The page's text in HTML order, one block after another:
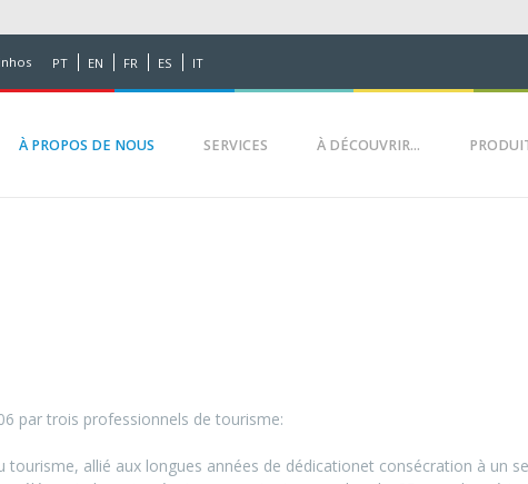
PT EN FR ES IT
À PROPOS DE NOUS SERVICES À DÉCOUVRIR...
par trois professionnels de tourisme:
allié aux longues années de dédicationet consécration à un